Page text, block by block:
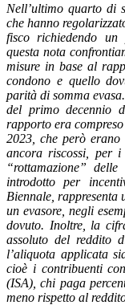
Nell’ultimo quarto di
che hanno
fisco richiedendo
questa nota
misure in base al
condono e quello
parità di somma
del primo decennio
rapporto era
2023, che però
ancora riscossi, per
“rottamazione”
introdotto per
Biennale, rappresenta
un evasore, negli
dovuto. Inoltre, la
assoluto del reddito
l’aliquota applicata
cioè i contribuenti
(ISA), chi paga
meno rispetto al